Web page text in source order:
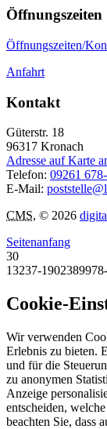
Öffnungszeiten
Öffnungszeiten/
Anfahrt
Kontakt
Güterstr. 18
96317 Kronach
Adresse auf Karte
Telefon: 09261
E-Mail:
CMS, © 2026
Seitenanfang
30
13237-
Cookie-
Wir verwenden
Erlebnis zu bieten.
und für die
zu anonymen
Anzeige
entscheiden,
beachten Sie, dass